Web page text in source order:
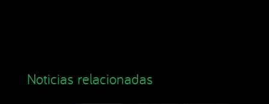
Noticias relacionadas